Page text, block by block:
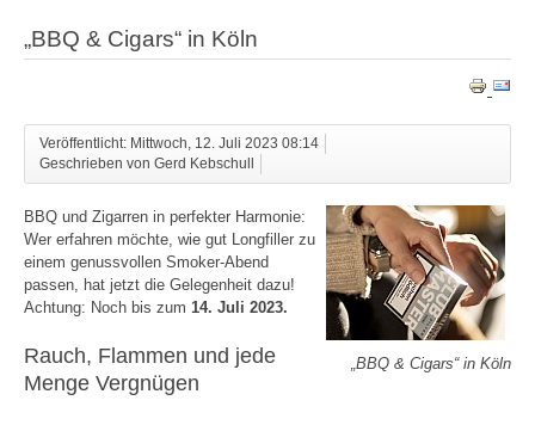
„BBQ & Cigars“ in Köln
Veröffentlicht: Mittwoch, 12. Juli 2023 08:14
Geschrieben von Gerd Kebschull
„BBQ & Cigars“ in Köln
BBQ und Zigarren in perfekter Harmonie:
Wer erfahren möchte, wie gut Longfiller zu
einem genussvollen Smoker-Abend
passen, hat jetzt die Gelegenheit dazu!
Achtung: Noch bis zum 14. Juli 2023.
Rauch, Flammen und jede
Menge Vergnügen